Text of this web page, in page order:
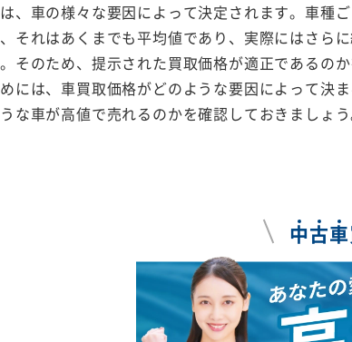
、車の様々な要因によって決定されます。車種
それはあくまでも平均値であり、実際にはさら
そのため、提示された買取価格が適正であるの
には、車買取価格がどのような要因によって決
な車が高値で売れるのかを確認しておきましょう
中古車